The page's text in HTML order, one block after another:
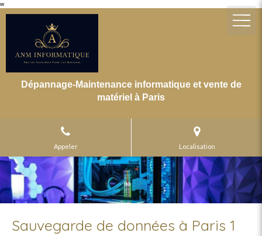
w
Dépannage-Maintenance informatique et vente de
matériel à Paris
Appeler Localisation
Sauvegarde de données à Paris 1